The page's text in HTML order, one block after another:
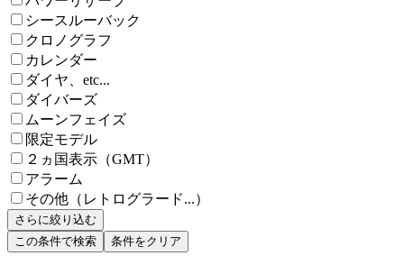
シースルーバック
クロノグラフ
カレンダー
ダイヤ、etc...
ダイバーズ
ムーンフェイズ
限定モデル
２ヵ国表示（GMT）
アラーム
その他（レトログラード...）
さらに絞り込む
この条件で検索
条件をクリア